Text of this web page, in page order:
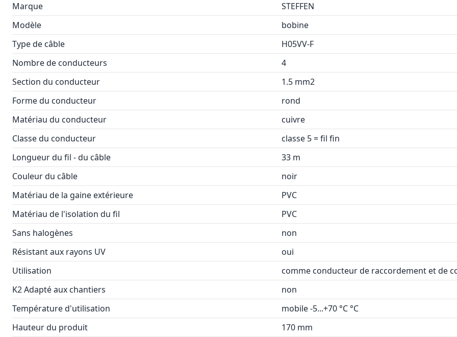
Marque
STEFFEN
Modèle
bobine
Type de câble
H05VV-F
Nombre de conducteurs
4
Section du conducteur
1.5 mm2
Forme du conducteur
rond
Matériau du conducteur
cuivre
Classe du conducteur
classe 5 = fil fin
Longueur du fil - du câble
33 m
Couleur du câble
noir
Matériau de la gaine extérieure
PVC
Matériau de l'isolation du fil
PVC
Sans halogènes
non
Résistant aux rayons UV
oui
Utilisation
comme conducteur de raccordement et de
K2 Adapté aux chantiers
non
Température d'utilisation
mobile -5...+70 °C °C
Hauteur du produit
170 mm